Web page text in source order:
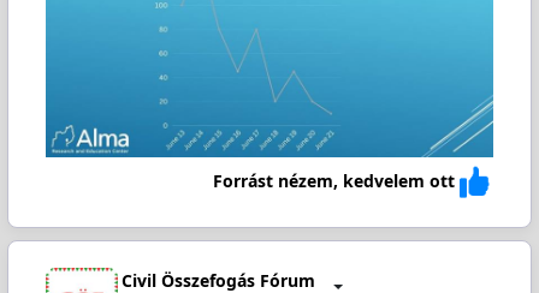
Forrást nézem, kedvelem ott
Civil Összefogás Fórum